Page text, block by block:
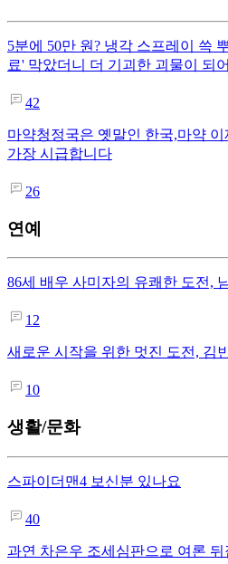
5분에 50만 원? 냉각 스프레이 쓱
료' 막았더니 더 기괴한 괴물이 되
42
마약청정국은 옛말인 한국,마약 이
가장 시급합니다
26
연예
86세 배우 사미자의 유쾌한 도전,
12
새로운 시작을 위한 멋진 도전, 김
10
생활/문화
스파이더맨4 보신분 있나요
40
과연 차은우 조세심판으로 여론